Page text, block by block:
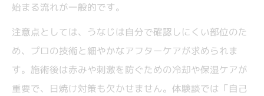
始まる流れが一般的です。
注意点としては、うなじは自分で確認しにくい部位のた
め、プロの技術と細やかなアフターケアが求められま
す。施術後は赤みや刺激を防ぐための冷却や保湿ケアが
重要で、日焼け対策も欠かせません。体験談では「自己